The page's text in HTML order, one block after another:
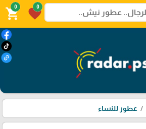
0
favorite
0
shopping_cart
عطور للنساء